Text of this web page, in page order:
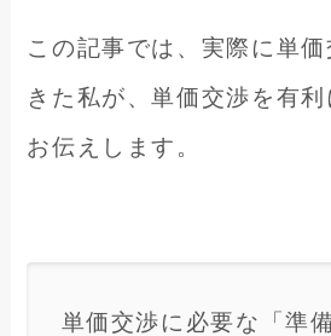
この記事では、実際に単
きた私が、単価交渉を有
お伝えします。
単価交渉に必要な「準